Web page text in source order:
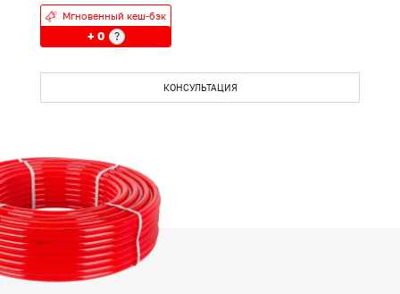
Мгновенный кеш-бэк
+ 0 ?
КОНСУЛЬТАЦИЯ